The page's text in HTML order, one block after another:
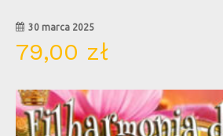
30 marca 2025
79,00 zł
09